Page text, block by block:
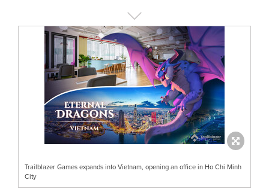
Trailblazer Games expands into Vietnam, opening an office in Ho Chi Minh
City